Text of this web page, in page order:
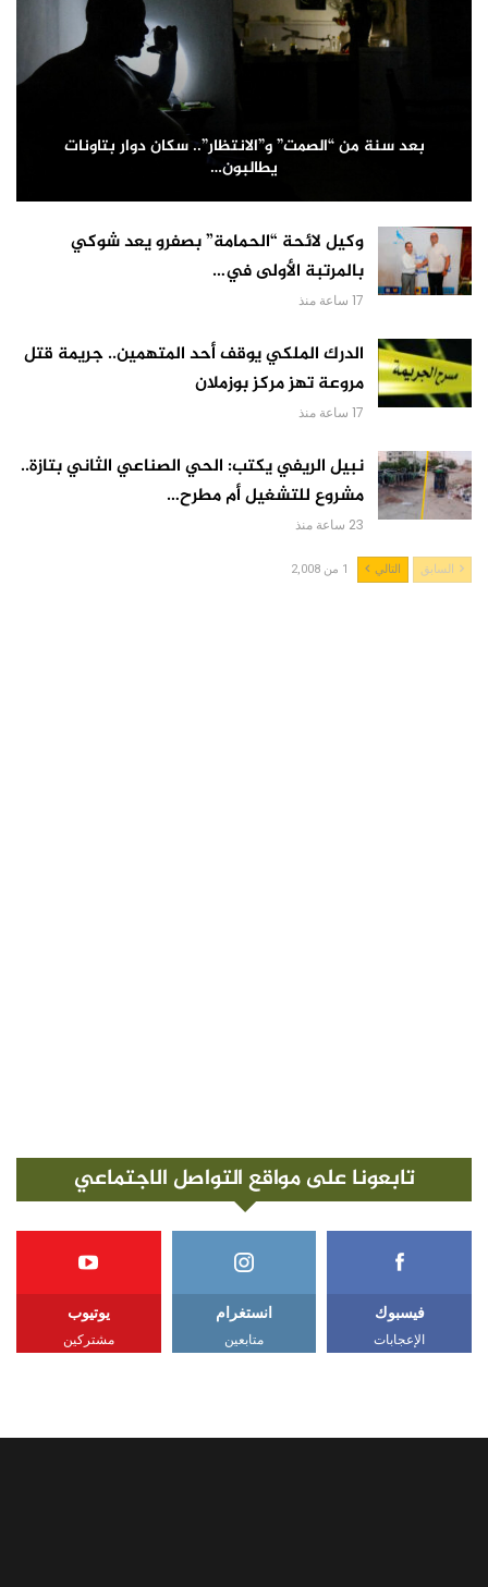
بعد سنة من “الصمت” و”الانتظار”.. سكان دوار بتاونات
يطالبون…
وكيل لائحة “الحمامة” بصفرو يعد شوكي
بالمرتبة الأولى في…
17 ساعة منذ
الدرك الملكي يوقف أحد المتهمين.. جريمة قتل
مروعة تهز مركز بوزملان
17 ساعة منذ
نبيل الريفي يكتب: الحي الصناعي الثاني بتازة..
مشروع للتشغيل أم مطرح…
23 ساعة منذ
السابق التالي 1 من 2,008
تابعونا على مواقع التواصل الاجتماعي
فيسبوك
الإعجابات
انستغرام
متابعين
يوتيوب
مشتركين